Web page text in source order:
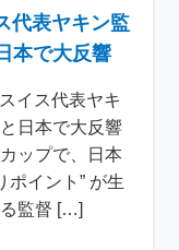
代表ヤキン監
本で大反響
イス代表ヤキ
日本で大反響
ップで、日本
ポイント” が生
監督 […]